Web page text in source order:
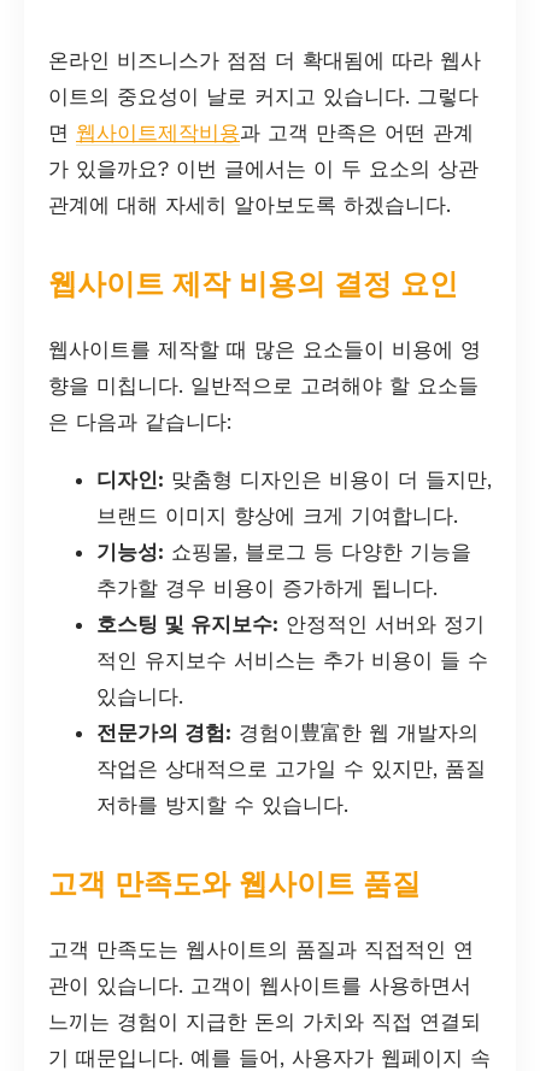
온라인 비즈니스가 점점 더 확대됨에 따라 웹사
이트의 중요성이 날로 커지고 있습니다. 그렇다
면 웹사이트제작비용과 고객 만족은 어떤 관계
가 있을까요? 이번 글에서는 이 두 요소의 상관
관계에 대해 자세히 알아보도록 하겠습니다.
웹사이트 제작 비용의 결정 요인
웹사이트를 제작할 때 많은 요소들이 비용에 영
향을 미칩니다. 일반적으로 고려해야 할 요소들
은 다음과 같습니다:
디자인: 맞춤형 디자인은 비용이 더 들지만,
브랜드 이미지 향상에 크게 기여합니다.
기능성: 쇼핑몰, 블로그 등 다양한 기능을
추가할 경우 비용이 증가하게 됩니다.
호스팅 및 유지보수: 안정적인 서버와 정기
적인 유지보수 서비스는 추가 비용이 들 수
있습니다.
전문가의 경험: 경험이豊富한 웹 개발자의
작업은 상대적으로 고가일 수 있지만, 품질
저하를 방지할 수 있습니다.
고객 만족도와 웹사이트 품질
고객 만족도는 웹사이트의 품질과 직접적인 연
관이 있습니다. 고객이 웹사이트를 사용하면서
느끼는 경험이 지급한 돈의 가치와 직접 연결되
기 때문입니다. 예를 들어, 사용자가 웹페이지 속